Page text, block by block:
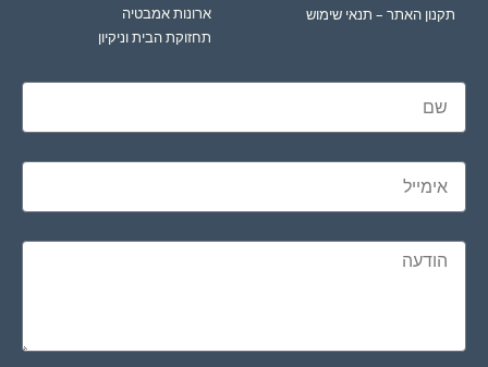
תקנון האתר – תנאי שימוש
ארונות אמבטיה
תחזוקת הבית וניקיון